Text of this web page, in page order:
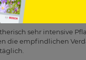
sehr intensive
die empfindlichen